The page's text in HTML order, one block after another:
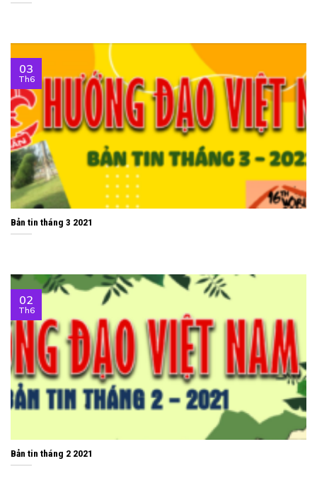
Bản tin tháng 3 2021
03
Th6
Bản tin tháng 2 2021
02
Th6